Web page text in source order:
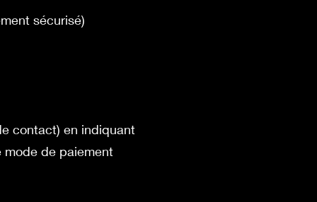
sécurisé)
contact) en indiquant
mode de paiement